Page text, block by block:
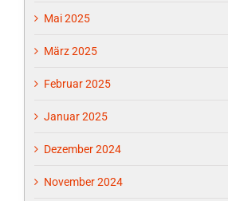
Mai 2025
März 2025
Februar 2025
Januar 2025
Dezember 2024
November 2024